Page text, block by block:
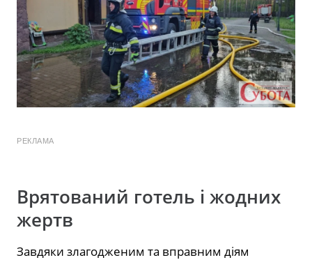
РЕКЛАМА
Врятований готель і жодних
жертв
Завдяки злагодженим та вправним діям